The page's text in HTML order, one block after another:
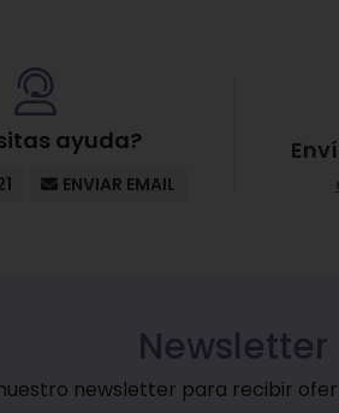
Cetyl Alcohol;
Butyl Methoxydibenzoylmethane;
Extract; Potassium Sorbate;
ayuda?
ENVIAR EMAIL
Newsletter
newsletter para recibir